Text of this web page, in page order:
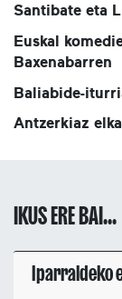
Santibate eta
Euskal
Baxenabarren
Baliabide-
Antzerkiaz
IKUS ERE BAI...
Iparraldeko